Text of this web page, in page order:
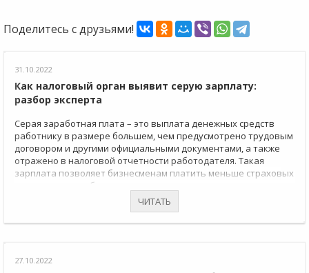
Поделитесь с друзьями!
31.10.2022
Как налоговый орган выявит серую зарплату:
разбор эксперта
Серая заработная плата – это выплата денежных средств
работнику в размере большем, чем предусмотрено трудовым
договором и другими официальными документами, а также
отражено в налоговой отчетности работодателя. Такая
зарплата позволяет бизнесменам платить меньше страховых
взносов, так как база для их исчисления сознательно
ЧИТАТЬ
27.10.2022